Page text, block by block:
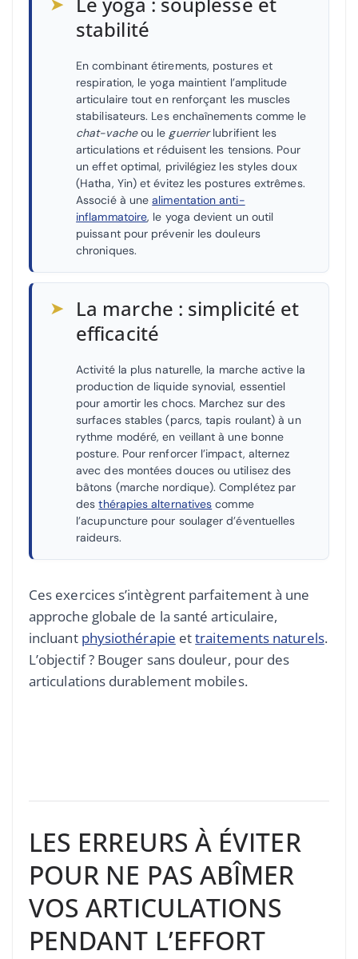
stabilité
En combinant étirements, postures et
respiration, le yoga maintient l’amplitude
articulaire tout en renforçant les muscles
stabilisateurs. Les enchaînements comme le
chat-vacheou le guerrierlubrifient les
articulations et réduisent les tensions. Pour
un effet optimal, privilégiez les styles doux
(Hatha, Yin) et évitez les postures extrêmes.
Associé à unealimentation anti-
inflammatoire, le yoga devient un outil
puissant pour prévenir les douleurs
chroniques.
➤ La marche : simplicité et
efficacité
Activité la plus naturelle, la marche active la
production de liquide synovial, essentiel
pour amortir les chocs. Marchez sur des
surfaces stables (parcs, tapis roulant) à un
rythme modéré, en veillant à une bonne
posture. Pour renforcer l’impact, alternez
avec des montées douces ou utilisez des
bâtons (marche nordique). Complétez par
desthérapies alternatives comme
l’acupuncture pour soulager d’éventuelles
raideurs.
Ces exercices s’intègrent parfaitement à une
approche globale de la santé articulaire,
incluant physiothérapie ettraitements naturels.
L’objectif ? Bouger sans douleur, pour des
articulations durablement mobiles.
LES ERREURS À ÉVITER
POUR NE PAS ABÎMER
VOS ARTICULATIONS
PENDANT L’EFFORT